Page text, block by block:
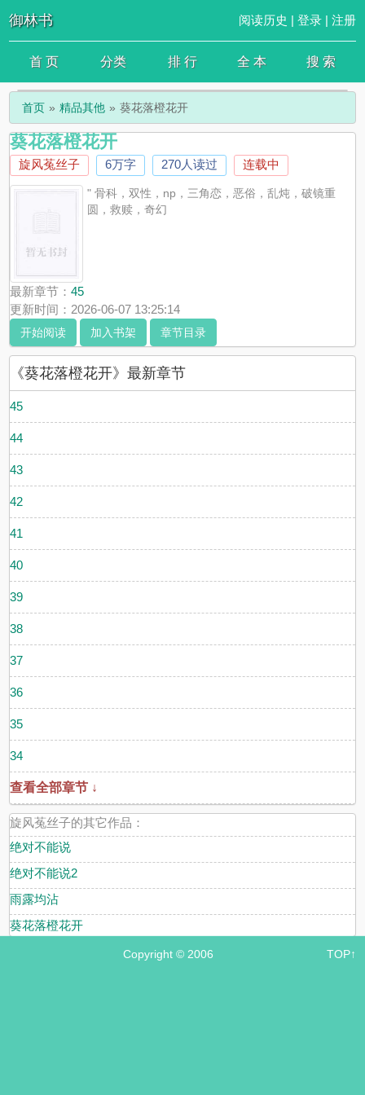
御林书 阅读历史 | 登录| 注册
首 页 分类 排 行 全 本 搜 索
首页 精品其他 葵花落橙花开
葵花落橙花开
旋风菟丝子 6万字 270人读过 连载中
" 骨科，双性，np，三角恋，恶俗，乱炖，破镜重
圆，救赎，奇幻
最新章节：45
更新时间：2026-06-07 13:25:14
开始阅读 加入书架 章节目录
《葵花落橙花开》最新章节
45
44
43
42
41
40
39
38
37
36
35
34
查看全部章节 ↓
旋风菟丝子的其它作品：
绝对不能说
绝对不能说2
雨露均沾
葵花落橙花开
Copyright © 2006 TOP↑